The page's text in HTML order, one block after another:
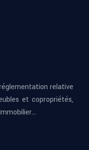
relative
et copropriétés,